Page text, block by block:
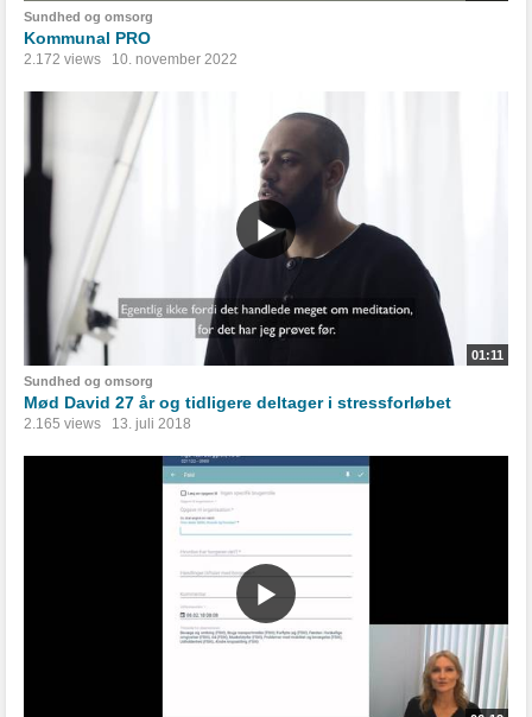
Sundhed og omsorg
Kommunal PRO
2.172 views 10. november 2022
01:11
Sundhed og omsorg
Mød David 27 år og tidligere deltager i stressforløbet
2.165 views 13. juli 2018